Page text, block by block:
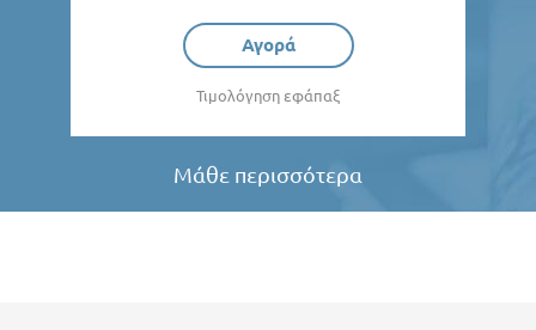
Αγορά
Τιμολόγηση εφάπαξ
Μάθε περισσότερα